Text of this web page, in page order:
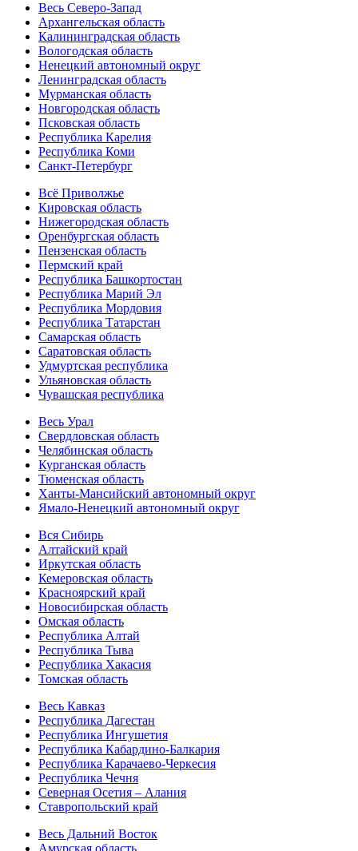
Весь Северо-Запад
Архангельская область
Калининградская область
Вологодская область
Ненецкий автономный округ
Ленинградская область
Мурманская область
Новгородская область
Псковская область
Республика Карелия
Республика Коми
Санкт-Петербург
Всё Приволжье
Кировская область
Нижегородская область
Оренбургская область
Пензенская область
Пермский край
Республика Башкортостан
Республика Марий Эл
Республика Мордовия
Республика Татарстан
Самарская область
Саратовская область
Удмуртская республика
Ульяновская область
Чувашская республика
Весь Урал
Свердловская область
Челябинская область
Курганская область
Тюменская область
Ханты-Мансийский автономный округ
Ямало-Ненецкий автономный округ
Вся Сибирь
Алтайский край
Иркутская область
Кемеровская область
Красноярский край
Новосибирская область
Омская область
Республика Алтай
Республика Тыва
Республика Хакасия
Томская область
Весь Кавказ
Республика Дагестан
Республика Ингушетия
Республика Кабардино-Балкария
Республика Карачаево-Черкесия
Республика Чечня
Северная Осетия – Алания
Ставропольский край
Весь Дальний Восток
Амурская область